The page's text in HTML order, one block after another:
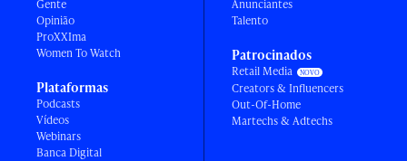
Gente
Opinião
ProXXIma
Women To Watch
Plataformas
Podcasts
Vídeos
Webinars
Banca Digital
Anunciantes
Talento
Patrocinados
Retail Media
Creators & Influencers
Out-Of-Home
Martechs & Adtechs